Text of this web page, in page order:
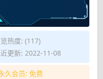
热度: (117)
更新: 2022-11-08
久会员: 免费